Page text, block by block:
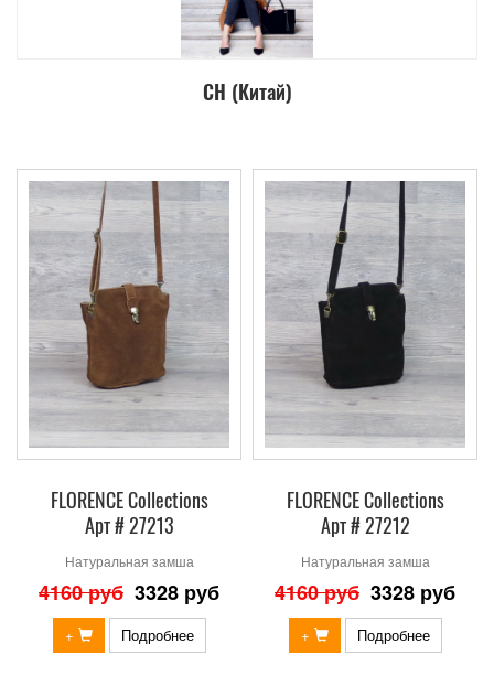
СН (Китай)
FLORENCE Collections
Арт # 27213
Натуральная замша
4160 руб 3328 руб
+ Подробнее
FLORENCE Collections
Арт # 27212
Натуральная замша
4160 руб 3328 руб
+ Подробнее